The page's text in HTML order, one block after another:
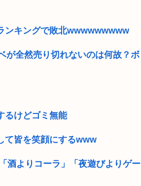
ンキングで敗北wwwwwwwww
全然売り切れないのは何故？ボ
るけどゴミ無能
て皆を笑顔にするwww
酒よりコーラ」「夜遊びよりゲー